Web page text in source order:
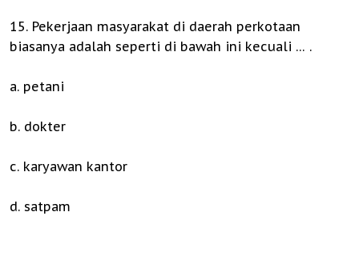
15. Pekerjaan masyarakat di daerah perkotaan
biasanya adalah seperti di bawah ini kecuali … .
a. petani
b. dokter
c. karyawan kantor
d. satpam